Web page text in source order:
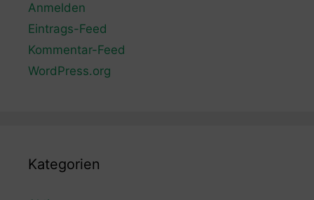
Anmelden
Eintrags-Feed
Kommentar-Feed
WordPress.org
Kategorien